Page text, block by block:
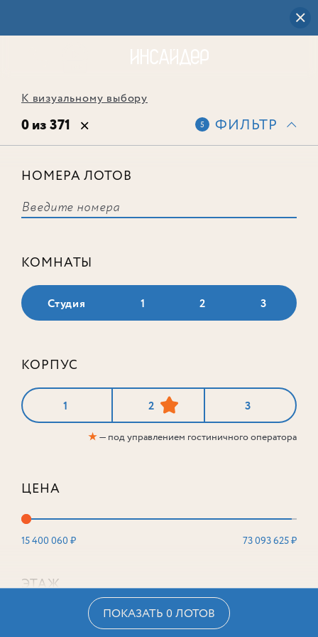
К визуальному выбору
0 из 371 5 ФИЛЬТР
НОМЕРА ЛОТОВ
КОМНАТЫ
Студия 1 2 3
КОРПУС
1 2 3
★— под управлением гостиничного оператора
ЦЕНА
15 400 060 ₽ 73 093 625 ₽
ЭТАЖ
ПОКАЗАТЬ 0 ЛОТОВ
соответствует ни одного лота